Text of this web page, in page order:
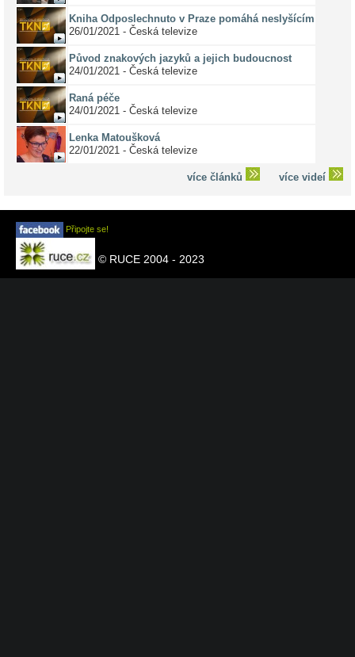
Kniha Odposlechnuto v Praze pomáhá neslyšícím
26/01/2021 - Česká televize
Původ znakových jazyků a jejich budoucnost
24/01/2021 - Česká televize
Raná péče
24/01/2021 - Česká televize
Lenka Matoušková
22/01/2021 - Česká televize
více článků více videí
Připojte se!
© RUCE 2004 - 2023